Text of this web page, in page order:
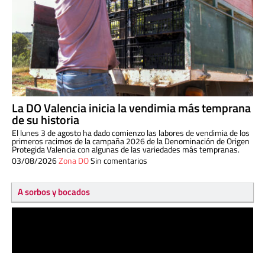
La DO Valencia inicia la vendimia más temprana
de su historia
El lunes 3 de agosto ha dado comienzo las labores de vendimia de los
primeros racimos de la campaña 2026 de la Denominación de Origen
Protegida Valencia con algunas de las variedades más tempranas.
03/08/2026Zona DOSin comentarios
A sorbos y bocados